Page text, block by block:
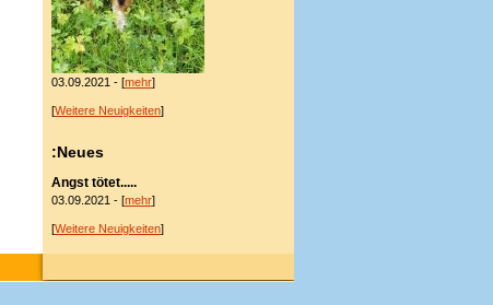
03.09.2021 - [mehr]
[Weitere Neuigkeiten]
:Neues
Angst tötet.....
03.09.2021 - [mehr]
[Weitere Neuigkeiten]